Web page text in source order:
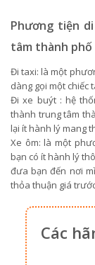
Phương tiện
tâm thành phố
Đi taxi: là một
dàng gọi một chiếc
Đi xe buýt : hệ
thành trung tâm
lại ít hành lý mang
Xe ôm: là một
bạn có ít hành lý
đưa bạn đến nơi
thỏa thuận giá
Các